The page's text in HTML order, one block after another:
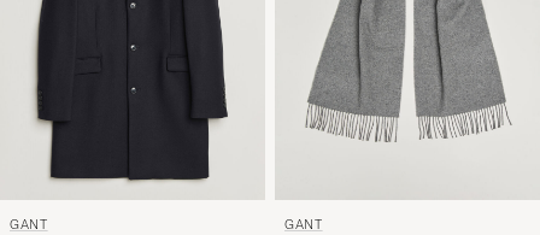
GANT GANT